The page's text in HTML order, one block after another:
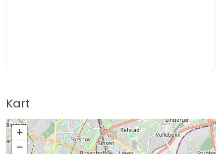
Kart
+
−
Press Enter key to search